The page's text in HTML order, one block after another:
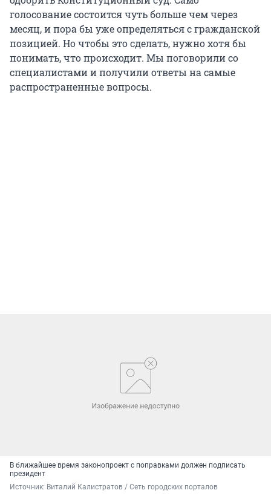
голосование состоится чуть больше чем через
месяц, и пора бы уже определяться с гражданской
позицией. Но чтобы это сделать, нужно хотя бы
понимать, что происходит. Мы поговорили со
специалистами и получили ответы на самые
распространенные вопросы.
В ближайшее время законопроект с поправками должен подписать
президент
Источник: Виталий Калистратов / Сеть городских порталов